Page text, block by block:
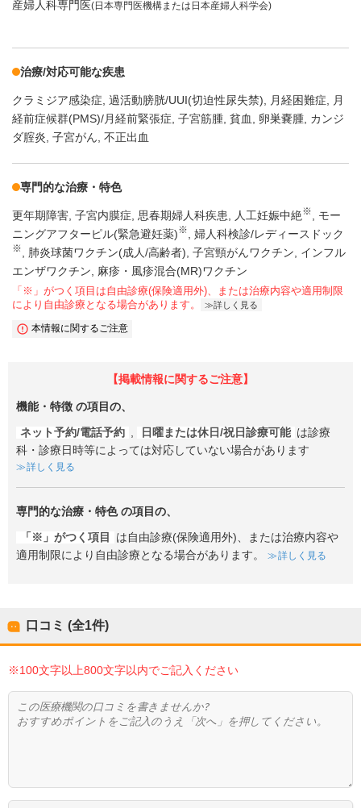
産婦人科専門医(日本専門医機構または日本産婦人科学会)
治療/対応可能な疾患
クラミジア感染症 過活動膀胱/UUI(切迫性尿失禁) 月経困難症
月
経前症候群(PMS)/月経前緊張症 子宮筋腫 貧血 卵巣嚢腫 カンジ
ダ腟炎 子宮がん 不正出血
専門的な治療・特色
更年期障害 子宮内膜症 思春期婦人科疾患 人工妊娠中絶※
モー
ニングアフターピル(緊急避妊薬)※ 婦人科検診/レディースドック
※ 肺炎球菌ワクチン(成人/高齢者) 子宮頸がんワクチン
インフル
エンザワクチン
麻疹・風疹混合(MR)ワクチン
「※」がつく項目は自由診療(保険適用外)、または治療内容や適用制限
により自由診療となる場合があります。
詳しく見る
本情報に関するご注意
【掲載情報に関するご注意】
機能・特徴 の項目の、
ネット予約/電話予約 , 日曜または休日/祝日診療可能 は診療
科・診療日時等によっては対応していない場合があります
詳しく見る
専門的な治療・特色の項目の、
「※」がつく項目
は自由診療(保険適用外)、または治療内容や
適用制限により自由診療となる場合があります。
詳しく見る
口コミ (全1件)
※100文字以上800文字以内でご記入ください